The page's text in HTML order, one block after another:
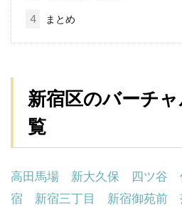
4 まとめ
新宿区のバーチ
覧
高田馬場 新大久保 四ツ谷
宿
新宿三丁目 新宿御苑前